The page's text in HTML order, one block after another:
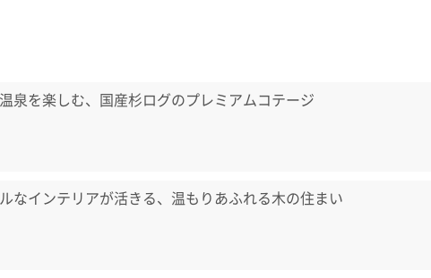
泉を楽しむ、国産杉ログのプレミアムコテージ
なインテリアが活きる、温もりあふれる木の住まい